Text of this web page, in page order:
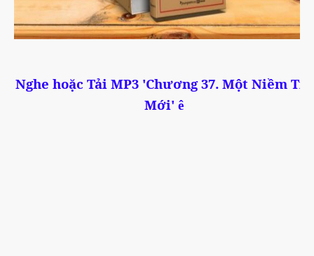
Nghe hoặc Tải MP3 'Chương 37. Một Niềm Tin
Mới' ê